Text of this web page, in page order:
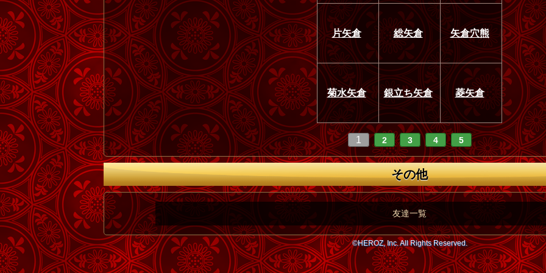
片矢倉 総矢倉 矢倉穴熊
菊水矢倉 銀立ち矢倉 菱矢倉
1 2 3 4 5
その他
友達一覧
©HEROZ, Inc. All Rights Reserved.